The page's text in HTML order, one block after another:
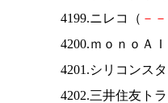
4199.ニレコ（ － －
4200.ｍｏｎｏＡ
4201.シリコンス
4202.三井住友ト